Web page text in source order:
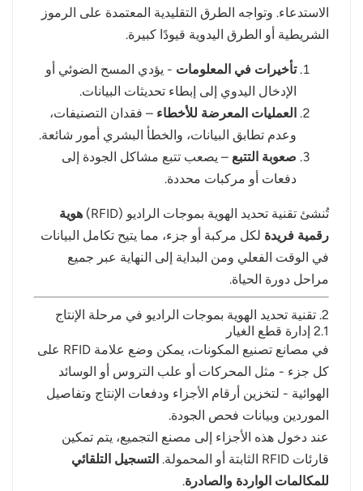
الاستدعاء. وتواجه الطرق التقليدية المعتمدة على الرموز
الشريطية أو الطرق اليدوية قيودًا كبيرة.
تأخيرات في المعلومات - يؤدي المسح الضوئي أو
الإدخال اليدوي إلى إبطاء تحديثات البيانات.
العمليات المعرضة للأخطاء – فقدان التصنيفات،
وعدم تطابق البيانات، والخطأ البشري أمور شائعة.
صعوبة التتبع – يصعب تتبع مشاكل الجودة إلى
دفعات أو مركبات محددة.
تُنشئ تقنية تحديد الهوية بموجات الراديو (RFID)
هوية
رقمية فريدة لكل مركبة أو جزء، مما يتيح تكامل البيانات
في الوقت الفعلي ومن البداية إلى النهاية عبر جميع
مراحل دورة الحياة.
2. تقنية تحديد الهوية بموجات الراديو في مرحلة الإنتاج
2.1 إدارة قطع الغيار
في مصانع تصنيع المكونات، يمكن وضع علامة RFID على
كل جزء - مثل المحركات أو علب التروس أو الوسائد
الهوائية - لتخزين أرقام الأجزاء ودفعات الإنتاج وتفاصيل
الموردين وبيانات فحص الجودة.
عند دخول هذه الأجزاء إلى مصنع التجميع، يتم تمكين
قارئات RFID الثابتة أو المحمولة.
التسجيل التلقائي
للمكالمات الواردة والصادرة.